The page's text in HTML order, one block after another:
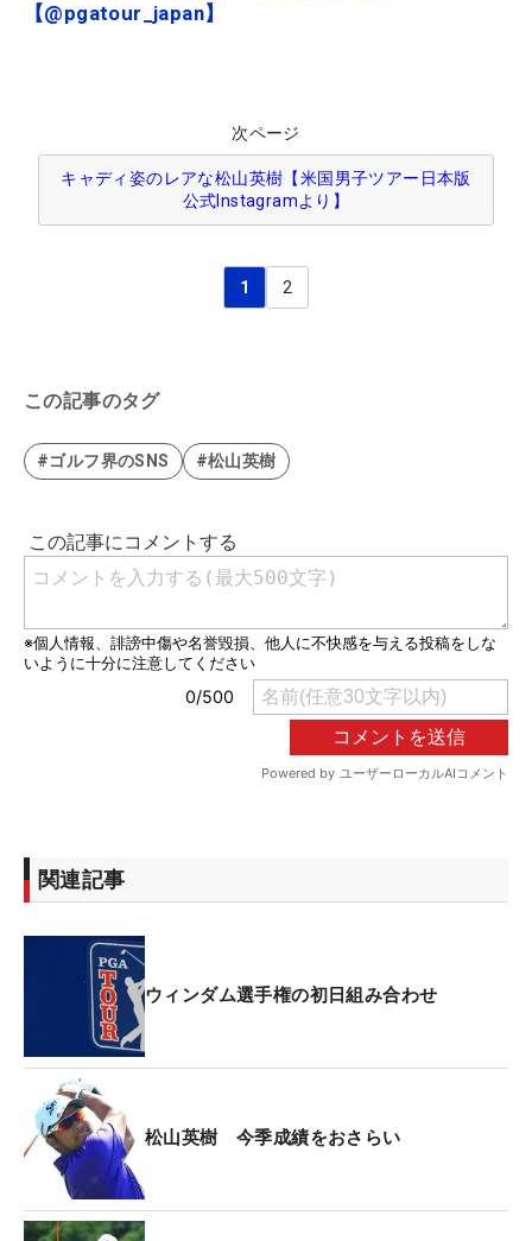
【@pgatour_japan】
次ページ
キャディ姿のレアな松山英樹【米国男子ツアー日本版
公式Instagramより】
1 2
この記事のタグ
#ゴルフ界のSNS #松山英樹
関連記事
ウィンダム選手権の初日組み合わせ
松山英樹 今季成績をおさらい